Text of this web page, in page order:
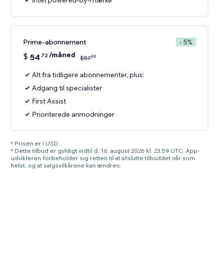
Prime-abonnement - 5%
$ 54 72/måned $5760
Alt fra tidligere abonnementer, plus:
Adgang til specialister
First Assist
Prioriterede anmodninger
* Prisen er i USD.
* Dette tilbud er gyldigt indtil d. 16. august 2026 kl. 23.59 UTC. App-
udvikleren forbeholder sig retten til at afslutte tilbuddet når som
helst, og at salgsvilkårene kan ændres.